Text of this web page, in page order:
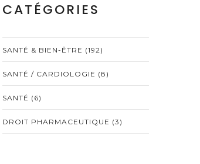
CATÉGORIES
SANTÉ & BIEN-ÊTRE (192)
SANTÉ / CARDIOLOGIE (8)
SANTÉ (6)
DROIT PHARMACEUTIQUE (3)